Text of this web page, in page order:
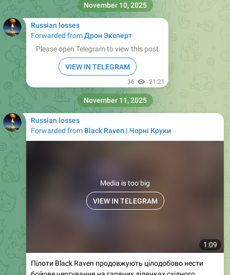
Russian losses
Forwarded fromДрон Эксперт
Please open Telegram to view this post
VIEW IN TELEGRAM
36 21:21
November 10, 2025
Russian losses
Forwarded from Black Raven | Чорні Круки
1:09
Media is too big
VIEW IN TELEGRAM
Пілоти Black Raven продовжують цілодобово нести
November 11, 2025